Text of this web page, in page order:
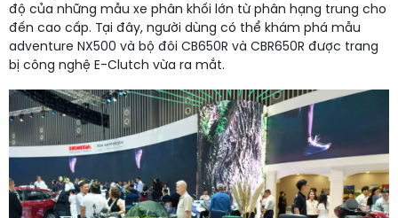
độ của những mẫu xe phân khối lớn từ phân hạng trung cho
đến cao cấp. Tại đây, người dùng có thể khám phá mẫu
adventure NX500 và bộ đôi CB650R và CBR650R được trang
bị công nghệ E-Clutch vừa ra mắt.